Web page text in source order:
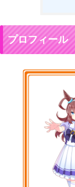
プロフィール